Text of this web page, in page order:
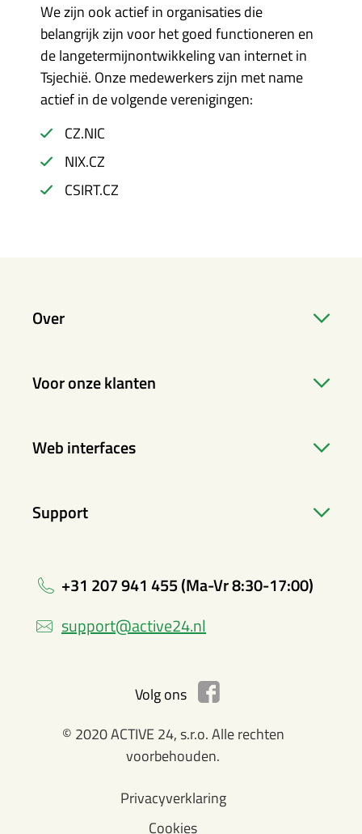
We zijn ook actief in organisaties die
belangrijk zijn voor het goed functioneren en
de langetermijnontwikkeling van internet in
Tsjechië. Onze medewerkers zijn met name
actief in de volgende verenigingen:
CZ.NIC
NIX.CZ
CSIRT.CZ
Over
Voor onze klanten
Web interfaces
Support
+31 207 941 455 (Ma-Vr 8:30-17:00)
support@active24.nl
Volg ons
© 2020 ACTIVE 24, s.r.o. Alle rechten
voorbehouden.
Privacyverklaring
Cookies